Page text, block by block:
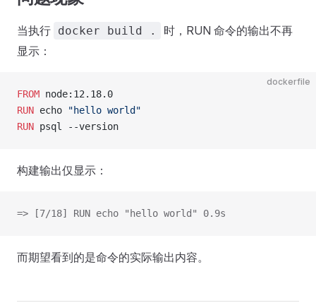
当执行 docker build .
时，RUN 命令的输出不再
显示：
dockerfile
FROM node:12.18.0
RUN echo
"hello world"
RUN psql --version
构建输出仅显示：
=> [7/18] RUN echo "hello world" 0.9s
而期望看到的是命令的实际输出内容。